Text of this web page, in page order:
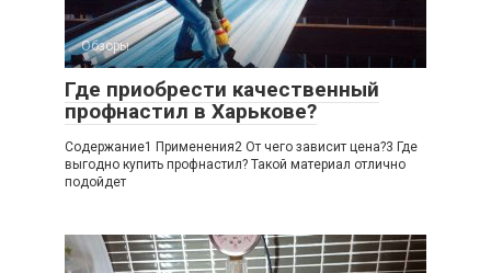
Обзоры
Где приобрести качественный
профнастил в Харькове?
Содержание1 Применения2 От чего зависит цена?3 Где
выгодно купить профнастил? Такой материал отлично
подойдет